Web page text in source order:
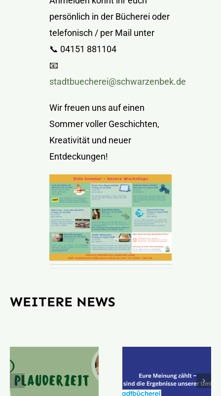
persönlich in der Bücherei oder
telefonisch / per Mail unter
📞 04151 881104
📧
stadtbuecherei@schwarzenbek.de
Wir freuen uns auf einen
Sommer voller Geschichten,
Kreativität und neuer
Entdeckungen!
WEITERE NEWS